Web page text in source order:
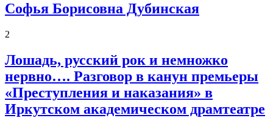
Софья Борисовна Дубинская
2
Лошадь, русский рок и немножко
нервно…. Разговор в канун премьеры
«Преступления и наказания» в
Иркутском академическом драмтеатре